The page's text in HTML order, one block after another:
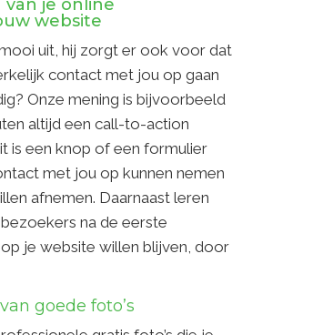
je online
website
uit, hij zorgt er ook voor dat
contact met jou op gaan
Onze mening is bijvoorbeeld
altijd een call-to-action
is een knop of een formulier
met jou op kunnen nemen
afnemen. Daarnaast leren
na de eerste
je website willen blijven, door
goede foto’s